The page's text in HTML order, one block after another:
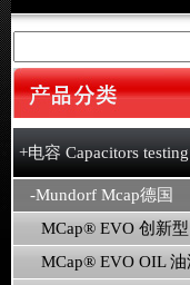
+电容 Capacitors testing
-Mundorf Mcap德国
MCap® EVO 创新型
MCap® EVO OIL 油